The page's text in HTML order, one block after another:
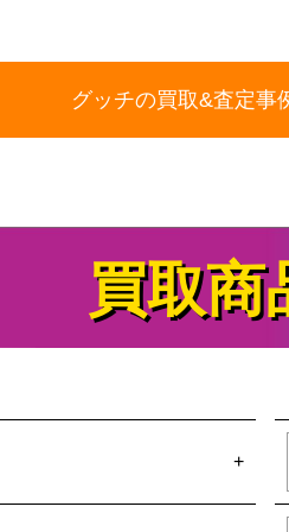
グッチの買取&査定事
買取商
+